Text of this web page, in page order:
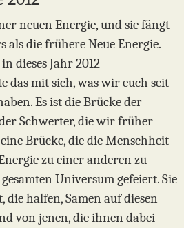
neuen Energie, und sie fängt
als die frühere Neue Energie.
dieses Jahr 2012
das mit sich, was wir euch seit
Es ist die Brücke der
Schwerter, die wir früher
Brücke, die die Menschheit
zu einer anderen zu
Universum gefeiert. Sie
halfen, Samen auf diesen
von jenen, die ihnen dabei